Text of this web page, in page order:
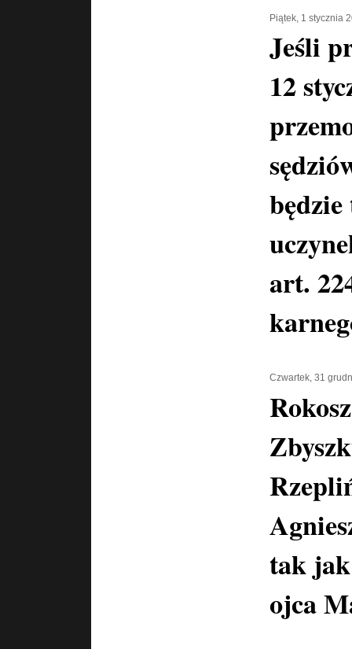
Piątek, 1 stycznia
Jeśli
12
art.
Czwartek, 31
tak
ojca